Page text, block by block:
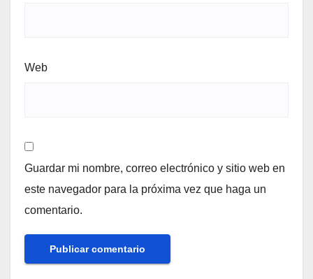
Web
Guardar mi nombre, correo electrónico y sitio web en
este navegador para la próxima vez que haga un
comentario.